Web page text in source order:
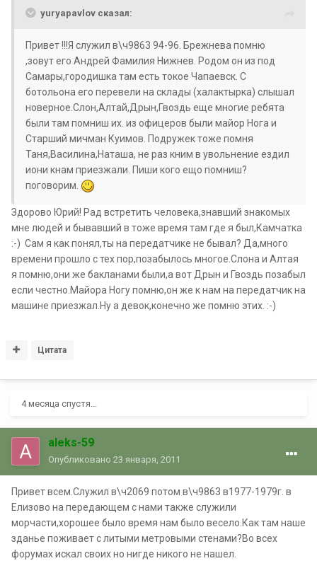
yuryapavlov сказал:
Привет !!!Я служил в\ч9863 94-96. Брежнева помню
,зовут его Андрей Фамилия Нижнев. Родом он из под
Самары,городишка там есть токое Чапаевск. С
ботольона его перевели на склады (халактырка) слышал
новерное.Слон,Алтай,Дрын,Гвоздь еще многие ребята
были там помниш их. из офицеров были майор Нога и
Старший мичман Куимов. Подружек тоже помня
Таня,Василина,Наташа, не раз кним в увольнение ездил
иони кнам приезжали. Пиши кого ещо помниш?
поговорим.
Здорово Юрий! Рад встретить человека,знавший знакомых
мне людей и бывавший в тоже время там где я был,Камчатка
:-) Сам я как понял,ты на передатчике не бывал? Да,много
времени прошло с тех пор,позабылось многое.Слона и Алтая
я помню,они же бакланами были,а вот Дрын и Гвоздь позабыл
если честно.Майора Ногу помню,он же к нам на передатчик на
машине приезжал.Ну а девок,конечно же помню этих. :-)
Цитата
4 месяца спустя...
aleks-59
Опубликовано 23 января, 2011
Привет всем.Служил в\ч2069 потом в\ч9863 в1977-1979г. в
Елизово на передающем с нами также служили
морчасти,хорошее было время нам было весело.Как там наше
зданье поживает с литыми метровыми стенами?Во всех
форумах искал своих но нигде никого не нашел.